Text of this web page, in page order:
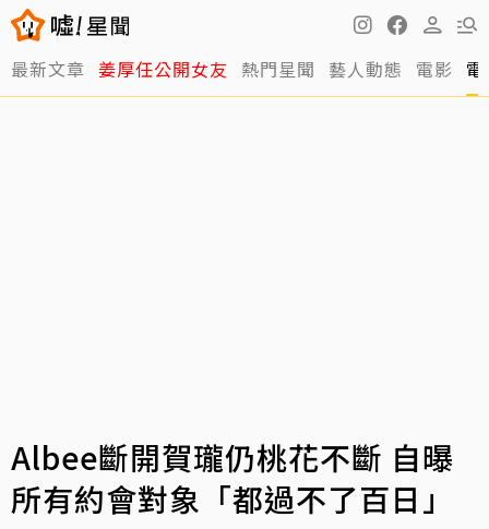
最新文章 姜厚任公開女友 熱門星聞 藝人動態 電影
Albee斷開賀瓏仍桃花不斷 自曝
所有約會對象「都過不了百日」